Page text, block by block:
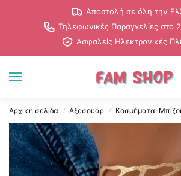
Αποστολή σε όλη την
Τηλεφωνικές Παραγγελίες στο
Ασφαλείς Ηλεκτρονικές
Αρχική σελίδα / Αξεσουάρ / Κοσμήματα-